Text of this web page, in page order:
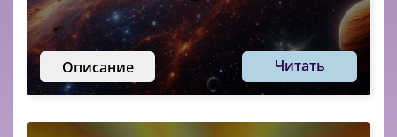
Описание Читать